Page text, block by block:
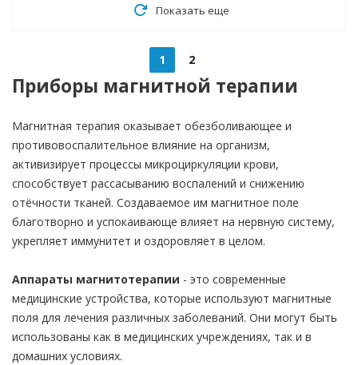
Показать еще
1 2
Приборы магнитной терапии
Магнитная терапия оказывает обезболивающее и
противовоспалительное влияние на организм,
активизирует процессы микроциркуляции крови,
способствует рассасыванию воспалений и снижению
отёчности тканей. Создаваемое им магнитное поле
благотворно и успокаивающе влияет на нервную систему,
укрепляет иммунитет и оздоровляет в целом.
Аппараты магнитотерапии - это современные
медицинские устройства, которые используют магнитные
поля для лечения различных заболеваний. Они могут быть
использованы как в медицинских учреждениях, так и в
домашних условиях.